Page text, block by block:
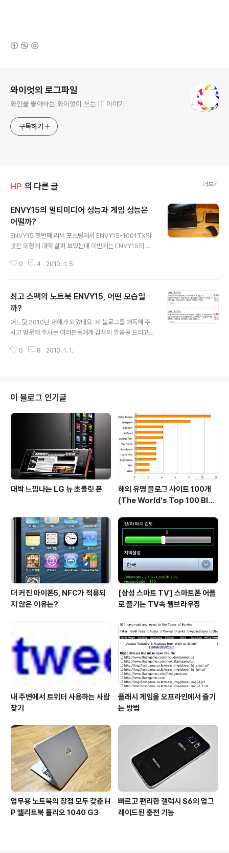
와이엇의 로그파일
와인을 좋아하는 와이엇이 쓰는 IT 이야기
구독하기
HP 의 다른 글 더보기
ENVY15의 멀티미디어 성능과 게임 성능은
어떨까?
ENVY15 첫번째 리뷰 포스팅에서 ENVY15-1001TX의
멋진 외형에 대해 살펴 보았는데 이번에는 ENVY15의 멀
성능을 그냥 블로깅이나 웹서핑에만 사용하기는 아깝기도
5는 FULL HD 해상도인 1920X1080를 지원하기 때문
에 FULL HD 영화가 좋겠죠? 여기서 잠깐 HP 홈페이지에
서 제공하는 해상도별 화면 크기를 비교하는 사진을 한번
볼까요? 아래와 같은 영상을 HD로 보면 그림과 같이 파란
색 네모 크기인데 FULL HD로 보면 노란색 크기로 보인다
는 거죠. 만약에 HD 영상을 노란색 네모 크기로 키운다면
0 4 2010. 1. 5.
최고 스펙의 노트북 ENVY15, 어떤 모습일
까?
어느덧 2010년 새해가 되었네요. 제 블로그를 애독해 주
시고 방문해 주시는 여러분들에게 감사의 말씀을 드리고
포스팅으로 아주 매력적인 노트북을 소개해 드리려고 합니
의 프리미엄 노트북으로 인텔의 최신 코어 i7을 적용한 노
트북입니다. 15.6인치 제품이라 우선 제품 박스부터 엄청
나게 큽니다. 같이 비교한 휴대폰과 초코파이가 상당히 작
게 느껴지는 크기네요. 제품을 박스에서 꺼내보니 아래와
같이 다시 한번 박스에 안전포장되어 있습니다. 고가의 제
품이니만큼 안전하게 스펀지로 충격 ..
0 8 2010. 1. 1.
이 블로그 인기글
대박 느낌나는 LG 뉴 초콜릿 폰
해외 유명 블로그 사이트 100개
(The World's Top 100 Blog
더 커진 아이폰5, NFC가 적용되
지 않은 이유는?
[삼성 스마트 TV] 스마트폰 어플
로 즐기는 TV속 웹브라우징
내 주변에서 트위터 사용하는 사람
찾기
플래시 게임을 오프라인에서 즐기
는 방법
업무용 노트북의 장점 모두 갖춘 H
P 엘리트북 폴리오 1040 G3
빠르고 편리한 갤럭시 S6의 업그
레이드된 충전 기능